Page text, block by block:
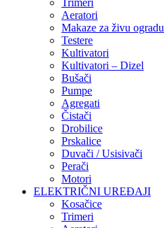
Trimeri
Aeratori
Makaze za živu ogradu
Testere
Kultivatori
Kultivatori – Dizel
Bušači
Pumpe
Agregati
Čistači
Drobilice
Prskalice
Duvači / Usisivači
Perači
Motori
ELEKTRIČNI UREĐAJI
Kosačice
Trimeri